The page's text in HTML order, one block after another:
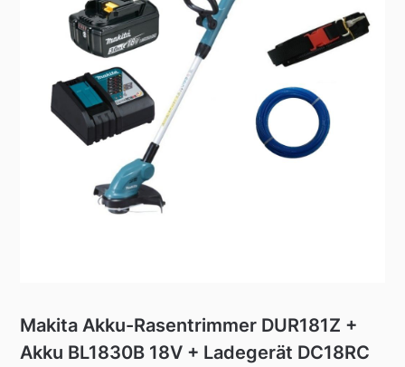
Makita Akku-Rasentrimmer DUR181Z +
Akku BL1830B 18V + Ladegerät DC18RC